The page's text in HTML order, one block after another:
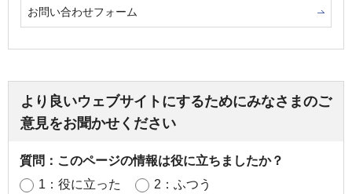
お問い合わせフォーム
より良いウェブサイトにするためにみなさまのご
意見をお聞かせください
質問：このページの情報は役に立ちましたか？
1：役に立った
2：ふつう